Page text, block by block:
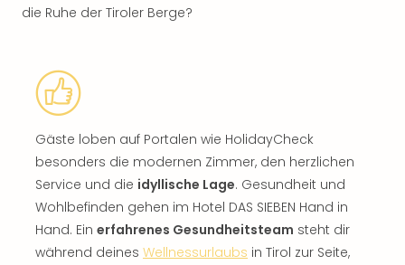
die Ruhe der Tiroler Berge?
Gäste loben auf Portalen wie HolidayCheck
besonders die modernen Zimmer, den herzlichen
Service und die idyllische Lage. Gesundheit und
Wohlbefinden gehen im Hotel DAS SIEBEN Hand in
Hand. Ein erfahrenes Gesundheitsteam steht dir
während deines Wellnessurlaubs in Tirol zur Seite,